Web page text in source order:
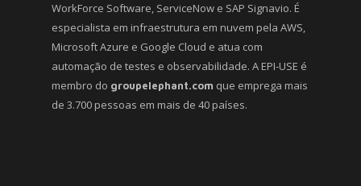
WorkForce Software, ServiceNow e SAP Signavio. É
especialista em infraestrutura em nuvem pela AWS,
Microsoft Azure e Google Cloud e atua com
automação de testes e observabilidade. A EPI-USE é
membro do groupelephant.com que emprega mais
de 3.700 pessoas em mais de 40 países.